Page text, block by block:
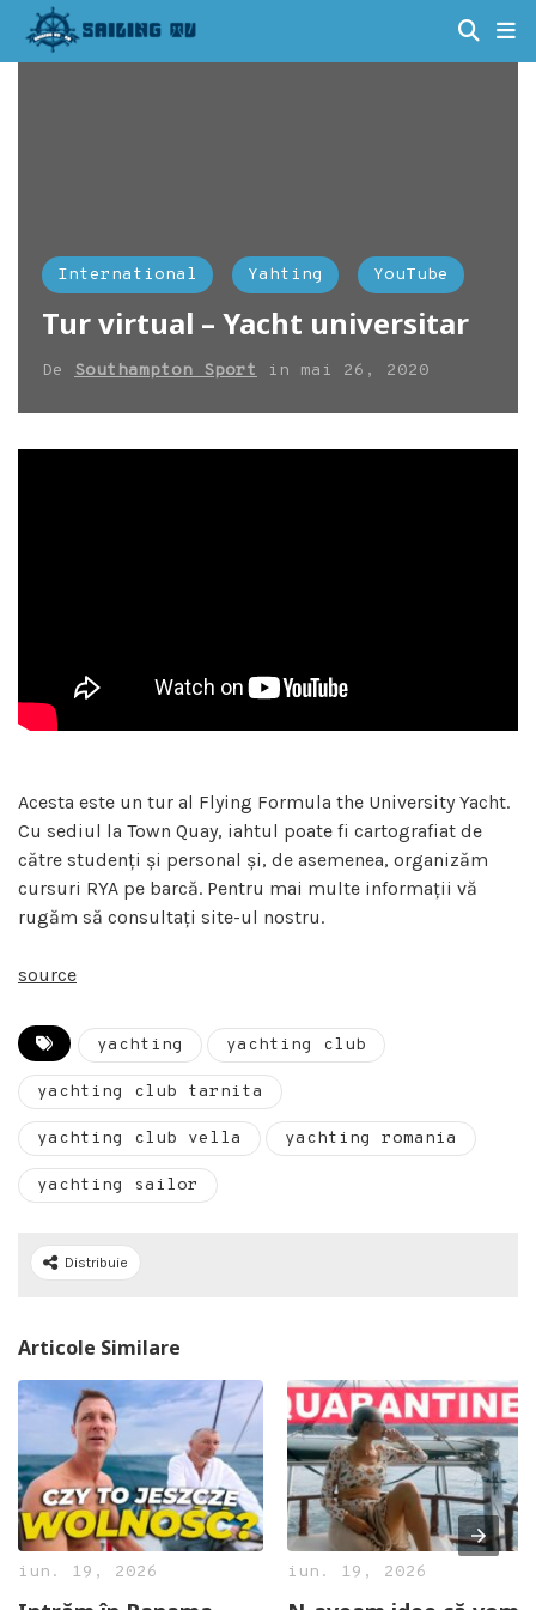
International Yahting YouTube
Tur virtual – Yacht universitar
De Southampton Sport in mai 26, 2020
Acesta este un tur al Flying Formula the University Yacht.
Cu sediul la Town Quay, iahtul poate fi cartografiat de
către studenți și personal și, de asemenea, organizăm
cursuri RYA pe barcă. Pentru mai multe informații vă
rugăm să consultați site-ul nostru.
source
yachting yachting club
yachting club tarnita
yachting club vella yachting romania
yachting sailor
Distribuie
Articole Similare
iun. 19, 2026 iun. 19, 2026